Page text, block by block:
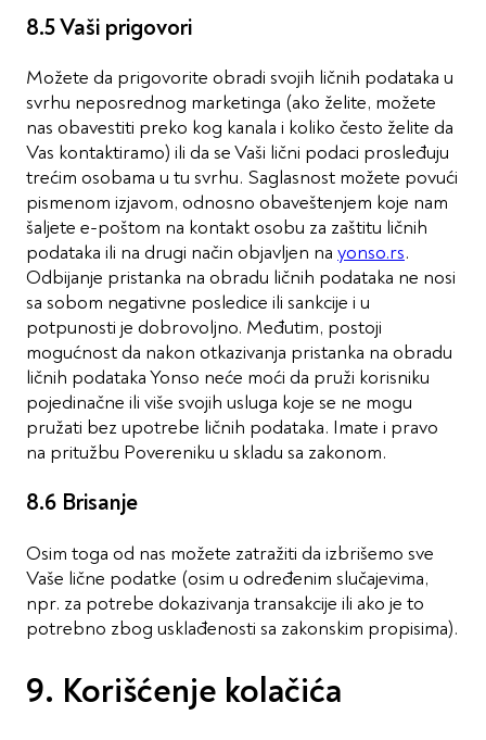
8.5 Vaši prigovori
Možete da prigovorite obradi svojih ličnih podataka u
svrhu neposrednog marketinga (ako želite, možete
nas obavestiti preko kog kanala i koliko često želite da
Vas kontaktiramo) ili da se Vaši lični podaci prosleđuju
trećim osobama u tu svrhu. Saglasnost možete povući
pismenom izjavom, odnosno obaveštenjem koje nam
šaljete e-poštom na kontakt osobu za zaštitu ličnih
podataka ili na drugi način objavljen na yonso.rs.
Odbijanje pristanka na obradu ličnih podataka ne nosi
sa sobom negativne posledice ili sankcije i u
potpunosti je dobrovoljno. Međutim, postoji
mogućnost da nakon otkazivanja pristanka na obradu
ličnih podataka Yonso neće moći da pruži korisniku
pojedinačne ili više svojih usluga koje se ne mogu
pružati bez upotrebe ličnih podataka. Imate i pravo
na pritužbu Povereniku u skladu sa zakonom.
8.6 Brisanje
Osim toga od nas možete zatražiti da izbrišemo sve
Vaše lične podatke (osim u određenim slučajevima,
npr. za potrebe dokazivanja transakcije ili ako je to
potrebno zbog usklađenosti sa zakonskim propisima).
9. Korišćenje kolačića